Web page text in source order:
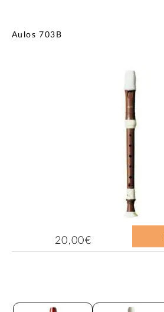
Aulos 703B
20,00€